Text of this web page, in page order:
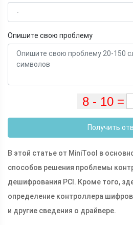
Опишите свою проблему
Получить
В этой статье от MiniTool в
способов решения проблемы
дешифрования PCI. Кроме того,
определение контроллера
и другие сведения о драйвере.